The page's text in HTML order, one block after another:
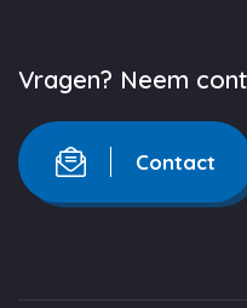
Vragen? Neem
Contact